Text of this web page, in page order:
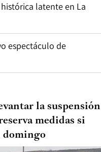
latente en La
espectáculo de
la suspensión
medidas si
domingo